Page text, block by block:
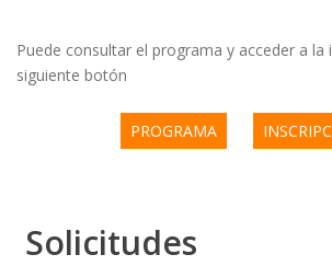
Puede consultar el programa y acceder a
siguiente botón
PROGRAMA
Solicitudes